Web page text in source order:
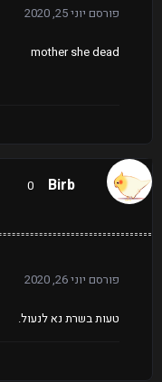
פורסם יוני 25, 2020
mother she dead
Birb
0
פורסם יוני 26, 2020
טעות בשרת נא לנעול.